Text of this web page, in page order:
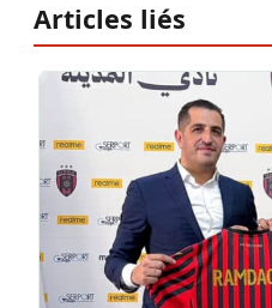
Articles liés